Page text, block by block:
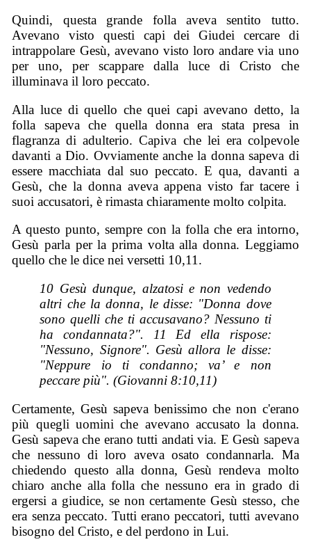
Quindi, questa grande folla aveva sentito tutto.
Avevano visto questi capi dei Giudei cercare di
intrappolare Gesù, avevano visto loro andare via uno
per uno, per scappare dalla luce di Cristo che
illuminava il loro peccato.
Alla luce di quello che quei capi avevano detto, la
folla sapeva che quella donna era stata presa in
flagranza di adulterio. Capiva che lei era colpevole
davanti a Dio. Ovviamente anche la donna sapeva di
essere macchiata dal suo peccato. E qua, davanti a
Gesù, che la donna aveva appena visto far tacere i
suoi accusatori, è rimasta chiaramente molto colpita.
A questo punto, sempre con la folla che era intorno,
Gesù parla per la prima volta alla donna. Leggiamo
quello che le dice nei versetti 10,11.
10 Gesù dunque, alzatosi e non vedendo
altri che la donna, le disse: "Donna dove
sono quelli che ti accusavano? Nessuno ti
ha condannata?". 11 Ed ella rispose:
"Nessuno, Signore". Gesù allora le disse:
"Neppure io ti condanno; va’ e non
peccare più". (Giovanni 8:10,11)
Certamente, Gesù sapeva benissimo che non c'erano
più quegli uomini che avevano accusato la donna.
Gesù sapeva che erano tutti andati via. E Gesù sapeva
che nessuno di loro aveva osato condannarla. Ma
chiedendo questo alla donna, Gesù rendeva molto
chiaro anche alla folla che nessuno era in grado di
ergersi a giudice, se non certamente Gesù stesso, che
era senza peccato. Tutti erano peccatori, tutti avevano
bisogno del Cristo, e del perdono in Lui.